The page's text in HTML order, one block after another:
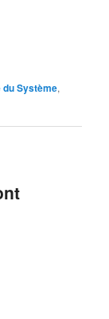
du Système,